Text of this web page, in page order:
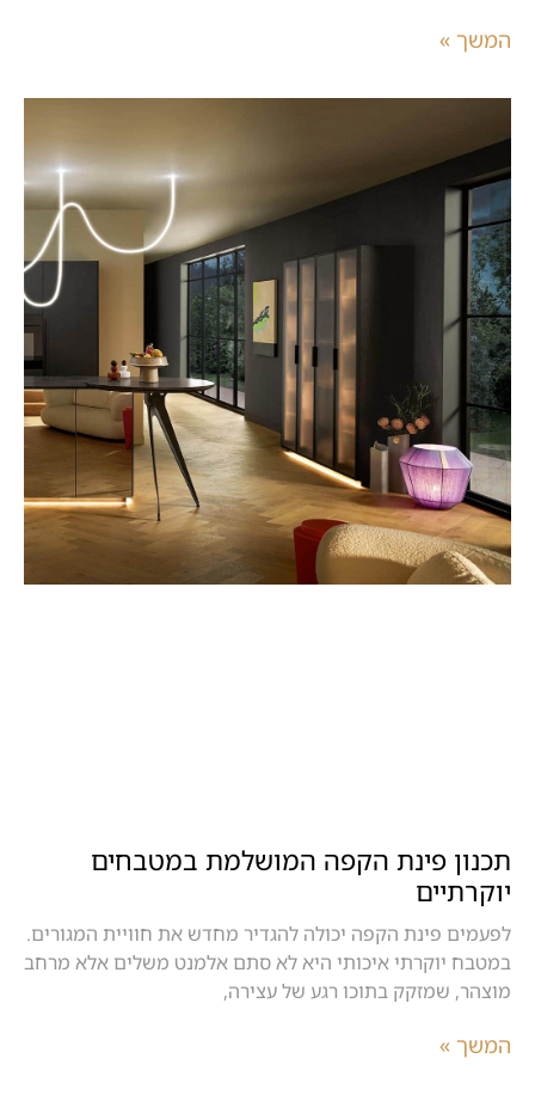
המשך »
תכנון פינת הקפה המושלמת במטבחים
יוקרתיים
לפעמים פינת הקפה יכולה להגדיר מחדש את חוויית המגורים.
במטבח יוקרתי איכותי היא לא סתם אלמנט משלים אלא מרחב
מוצהר, שמזקק בתוכו רגע של עצירה,
המשך »